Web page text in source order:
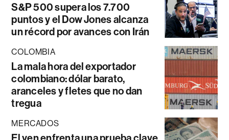
S&P 500 supera los 7.700
puntos y el Dow Jones alcanza
un récord por avances con Irán
COLOMBIA
La mala hora del exportador
colombiano: dólar barato,
aranceles y fletes que no dan
tregua
MERCADOS